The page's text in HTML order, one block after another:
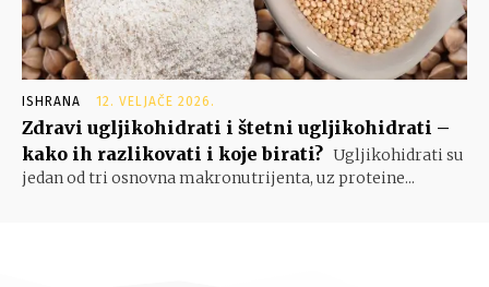
ISHRANA 12. VELJAČE 2026.
Zdravi ugljikohidrati i štetni ugljikohidrati –
kako ih razlikovati i koje birati? Ugljikohidrati su
jedan od tri osnovna makronutrijenta, uz proteine...